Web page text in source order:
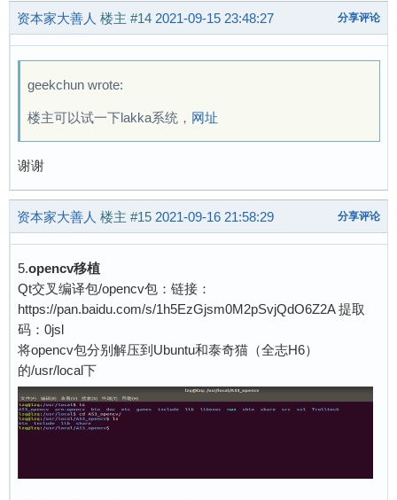
资本家大善人 楼主 #14 2021-09-15 23:48:27 分享评论
geekchun wrote:
楼主可以试一下lakka系统， 网址
谢谢
资本家大善人 楼主 #15 2021-09-16 21:58:29 分享评论
5.opencv移植
Qt交叉编译包/opencv包：链接：
https://pan.baidu.com/s/1h5EzGjsm0M2pSvjQdO6Z2A 提取
码：0jsl
将opencv包分别解压到Ubuntu和泰奇猫（全志H6）
的/usr/local下